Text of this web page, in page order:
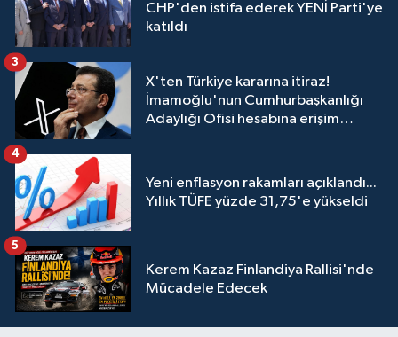
CHP'den istifa ederek YENİ Parti'ye
katıldı
X'ten Türkiye kararına itiraz!
İmamoğlu'nun Cumhurbaşkanlığı
Adaylığı Ofisi hesabına erişim
3
Yeni enflasyon rakamları açıklandı...
Yıllık TÜFE yüzde 31,75'e yükseldi
4
Kerem Kazaz Finlandiya Rallisi'nde
Mücadele Edecek
5